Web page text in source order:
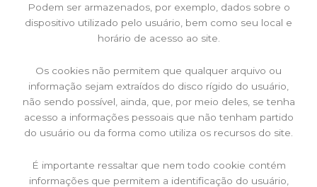
Podem ser armazenados, por exemplo, dados sobre o
dispositivo utilizado pelo usuário, bem como seu local e
horário de acesso ao site.
Os cookies não permitem que qualquer arquivo ou
informação sejam extraídos do disco rígido do usuário,
não sendo possível, ainda, que, por meio deles, se tenha
acesso a informações pessoais que não tenham partido
do usuário ou da forma como utiliza os recursos do site.
É importante ressaltar que nem todo cookie contém
informações que permitem a identificação do usuário,